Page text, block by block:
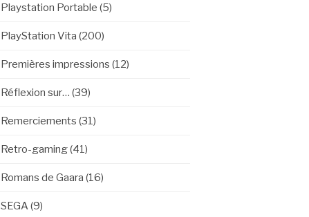
Playstation Portable (5)
PlayStation Vita (200)
Premières impressions (12)
Réflexion sur… (39)
Remerciements (31)
Retro-gaming(41)
Romans de Gaara (16)
SEGA (9)